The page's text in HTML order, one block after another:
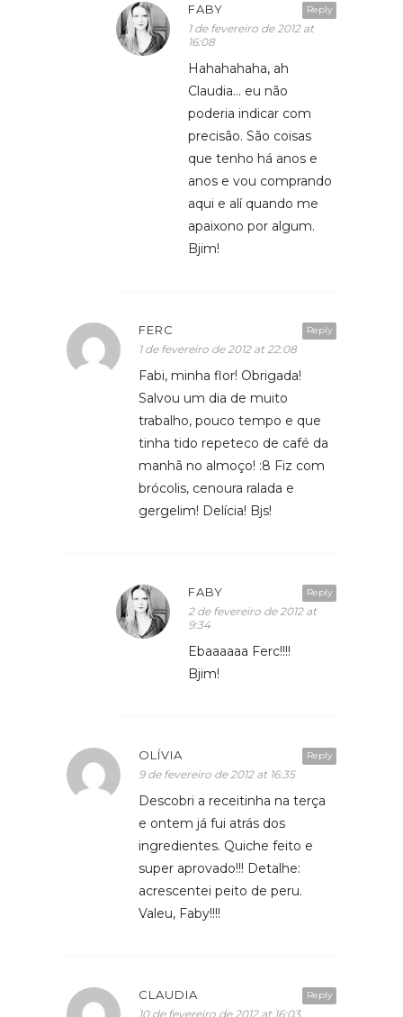
Reply
FABY
1 de fevereiro de 2012 at
16:08
Hahahahaha, ah
Claudia… eu não
poderia indicar com
precisão. São coisas
que tenho há anos e
anos e vou comprando
aqui e alí quando me
apaixono por algum.
Bjim!
Reply
FERC
1 de fevereiro de 2012 at 22:08
Fabi, minha flor! Obrigada!
Salvou um dia de muito
trabalho, pouco tempo e que
tinha tido repeteco de café da
manhã no almoço! :8 Fiz com
brócolis, cenoura ralada e
gergelim! Delícia! Bjs!
Reply
FABY
2 de fevereiro de 2012 at
9:34
Ebaaaaaa Ferc!!!!
Bjim!
Reply
OLÍVIA
9 de fevereiro de 2012 at 16:35
Descobri a receitinha na terça
e ontem já fui atrás dos
ingredientes. Quiche feito e
super aprovado!!! Detalhe:
acrescentei peito de peru.
Valeu, Faby!!!!
Reply
CLAUDIA
10 de fevereiro de 2012 at 16:03